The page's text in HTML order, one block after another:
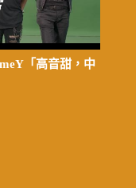
「高音甜，中